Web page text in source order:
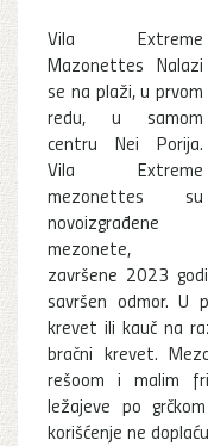
Vila Extreme
Mazonettes Nalazi
se na plaži, u prvom
redu, u samom
centru Nei Porija.
Vila Extreme
mezonettes su
novoizgrađene
mezonete,
završene 2023
savršen odmor. U
krevet ili kauč na
bračni krevet.
rešoom i malim
ležajeve po
korišćenje ne